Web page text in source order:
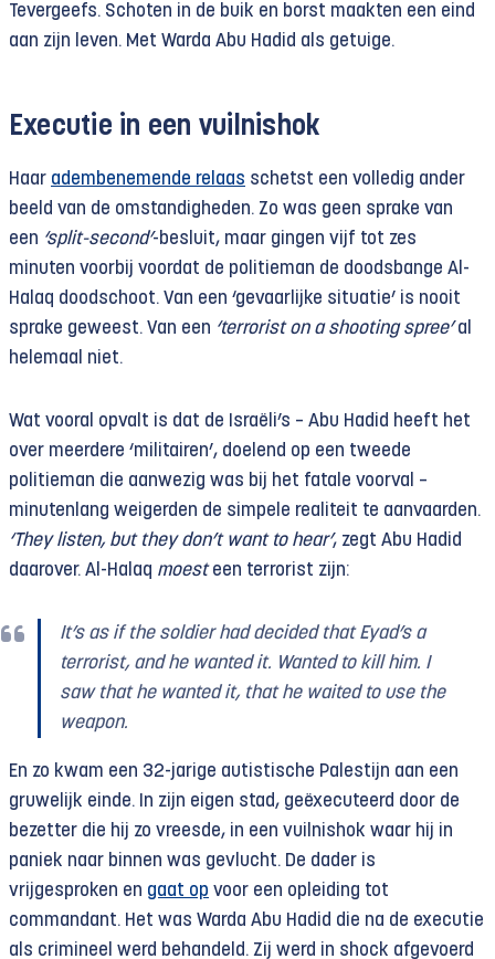
Tevergeefs. Schoten in de buik en borst maakten een eind
aan zijn leven. Met Warda Abu Hadid als getuige.
Executie in een vuilnishok
Haar adembenemende relaas schetst een volledig ander
beeld van de omstandigheden. Zo was geen sprake van
een ‘split-second’-besluit, maar gingen vijf tot zes
minuten voorbij voordat de politieman de doodsbange Al-
Halaq doodschoot. Van een ‘gevaarlijke situatie’ is nooit
sprake geweest. Van een ‘terrorist on a shooting spree’al
helemaal niet.
Wat vooral opvalt is dat de Israëli’s – Abu Hadid heeft het
over meerdere ‘militairen’, doelend op een tweede
politieman die aanwezig was bij het fatale voorval –
minutenlang weigerden de simpele realiteit te aanvaarden.
‘They listen, but they don’t want to hear’, zegt Abu Hadid
daarover. Al-Halaq moesteen terrorist zijn:
It’s as if the soldier had decided that Eyad’s a
terrorist, and he wanted it. Wanted to kill him. I
saw that he wanted it, that he waited to use the
weapon.
En zo kwam een 32-jarige autistische Palestijn aan een
gruwelijk einde. In zijn eigen stad, geëxecuteerd door de
bezetter die hij zo vreesde, in een vuilnishok waar hij in
paniek naar binnen was gevlucht. De dader is
vrijgesproken en gaat op voor een opleiding tot
commandant. Het was Warda Abu Hadid die na de executie
als crimineel werd behandeld. Zij werd in shock afgevoerd